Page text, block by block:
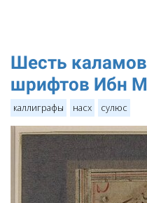
Шесть
шрифтов Ибн
каллиграфы насх сулюс